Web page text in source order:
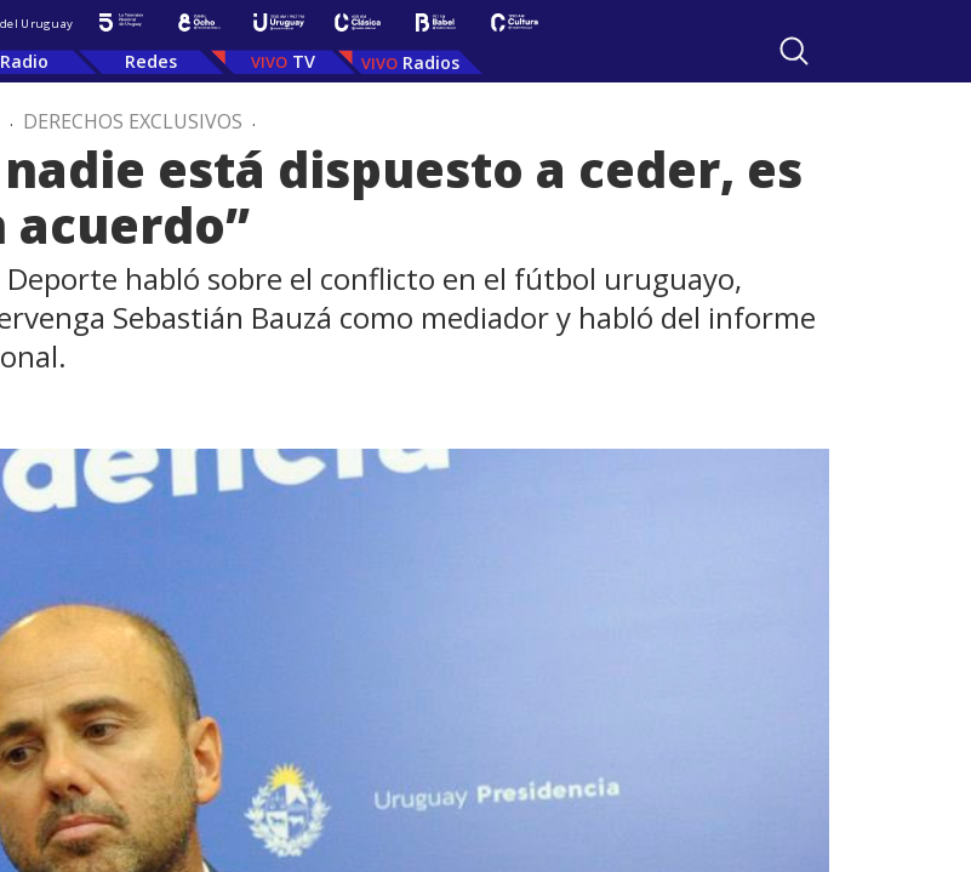
Uruguay
Radio Redes TV Radios
. DERECHOS EXCLUSIVOS .
está dispuesto a ceder, es
Deporte habló sobre el conflicto en el fútbol uruguayo,
Sebastián Bauzá como mediador y habló del informe